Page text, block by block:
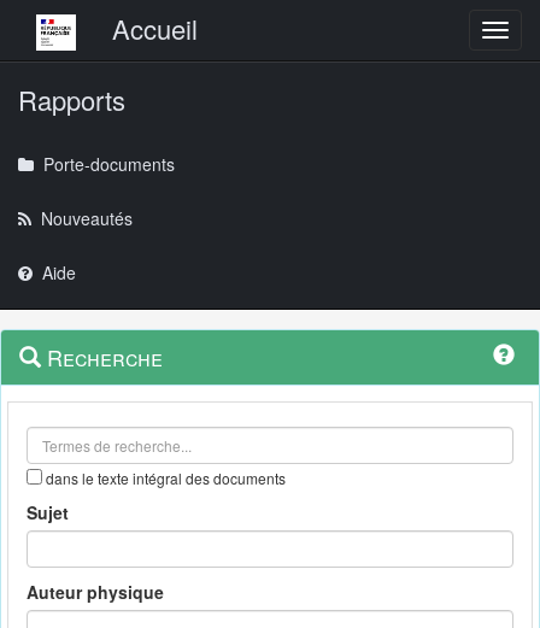
Menu principalAccueil
Rapports
Porte-documents
Nouveautés
Aide
Navigation
outils
Menu
contextuel
Recherche
dans le texte intégral des documents
Sujet
Auteur physique